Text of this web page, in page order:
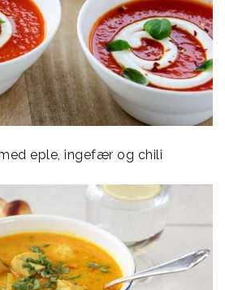
eple, ingefær og chili